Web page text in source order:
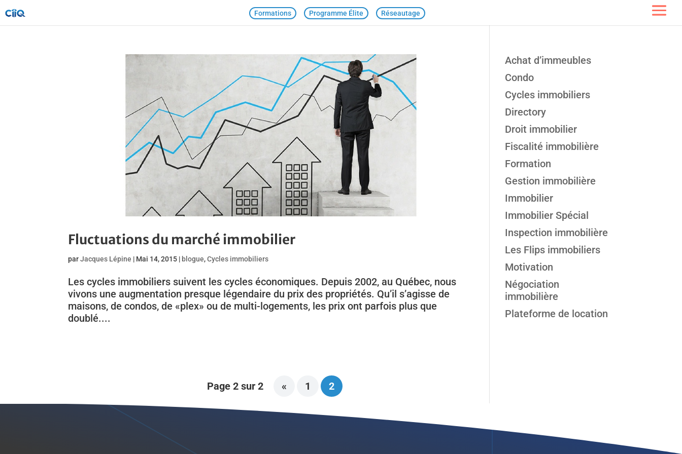
Formations Programme Élite Réseautage
Fluctuations du marché immobilier
parJacques Lépine | Mai 14, 2015 | blogue,Cycles immobiliers
Les cycles immobiliers suivent les cycles économiques. Depuis 2002, au Québec, nous
vivons une augmentation presque légendaire du prix des propriétés. Qu’il s’agisse de
maisons, de condos, de «plex» ou de multi-logements, les prix ont parfois plus que
doublé....
Page 2 sur 2 « 1 2
Achat d’immeubles
Condo
Cycles immobiliers
Directory
Droit immobilier
Fiscalité immobilière
Formation
Gestion immobilière
Immobilier
Immobilier Spécial
Inspection immobilière
Les Flips immobiliers
Motivation
Négociation
immobilière
Plateforme de location